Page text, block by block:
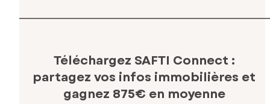
Téléchargez SAFTI Connect :
partagez vos infos immobilières et
gagnez 875€ en moyenne